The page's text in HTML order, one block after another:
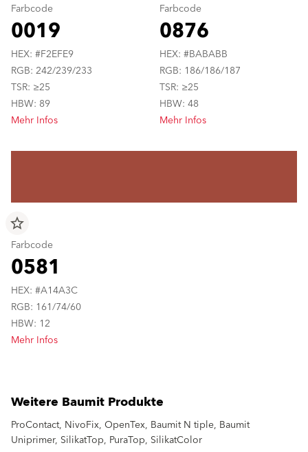
Farbcode
0019
HEX: #F2EFE9
RGB: 242/239/233
TSR: ≥25
HBW: 89
Mehr Infos
Farbcode
0876
HEX: #BABABB
RGB: 186/186/187
TSR: ≥25
HBW: 48
Mehr Infos
star_border
Farbcode
0581
HEX: #A14A3C
RGB: 161/74/60
HBW: 12
Mehr Infos
Weitere Baumit Produkte
ProContact, NivoFix, OpenTex, Baumit N tiple, Baumit
Uniprimer, SilikatTop, PuraTop, SilikatColor